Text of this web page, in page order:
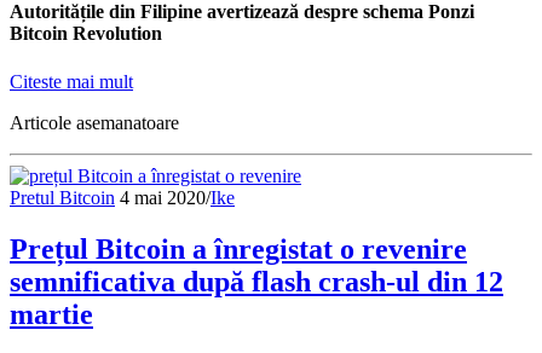
Autoritățile din Filipine avertizează despre schema Ponzi
Bitcoin Revolution
Citeste mai mult
Articole asemanatoare
Pretul Bitcoin 4 mai 2020/Ike
Prețul Bitcoin a înregistat o revenire
semnificativa după flash crash-ul din 12
martie